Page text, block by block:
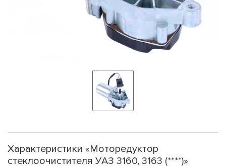
Характеристики «Моторедуктор
стеклоочистителя УАЗ 3160, 3163 (****)»